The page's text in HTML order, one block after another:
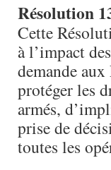
Résolution
Cette
à l’impact
demande aux
protéger les
armés,
prise de
toutes les